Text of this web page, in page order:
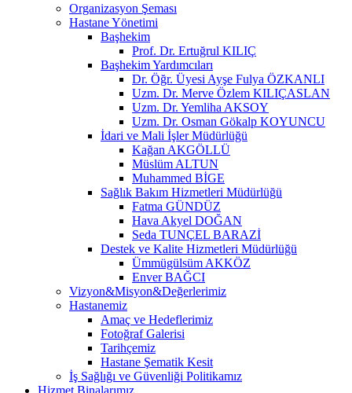
Organizasyon Şeması
Hastane Yönetimi
Başhekim
Prof. Dr. Ertuğrul KILIÇ
Başhekim Yardımcıları
Dr. Öğr. Üyesi Ayşe Fulya ÖZKANLI
Uzm. Dr. Merve Özlem KILIÇASLAN
Uzm. Dr. Yemliha AKSOY
Uzm. Dr. Osman Gökalp KOYUNCU
İdari ve Mali İşler Müdürlüğü
Kağan AKGÖLLÜ
Müslüm ALTUN
Muhammed BİGE
Sağlık Bakım Hizmetleri Müdürlüğü
Fatma GÜNDÜZ
Hava Akyel DOĞAN
Seda TUNÇEL BARAZİ
Destek ve Kalite Hizmetleri Müdürlüğü
Ümmügülsüm AKKÖZ
Enver BAĞCI
Vizyon&Misyon&Değerlerimiz
Hastanemiz
Amaç ve Hedeflerimiz
Fotoğraf Galerisi
Tarihçemiz
Hastane Şematik Kesit
İş Sağlığı ve Güvenliği Politikamız
Hizmet Binalarımız